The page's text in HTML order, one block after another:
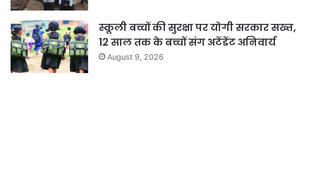
स्कूली बच्चों की सुरक्षा पर योगी सरकार सख्त,
12 साल तक के बच्चों संग अटेंडेंट अनिवार्य
August 9, 2026